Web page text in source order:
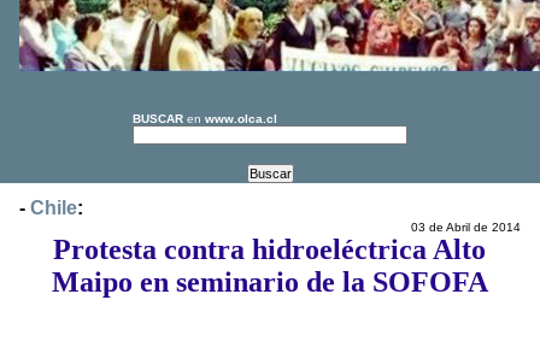
BUSCAR en www.olca.cl
- Chile:
03 de Abril de 2014
Protesta contra hidroeléctrica Alto
Maipo en seminario de la SOFOFA